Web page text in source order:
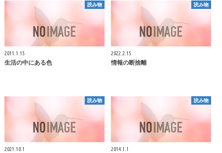
読み物
2011.1.15
生活の中にある色
読み物
2022.2.15
情報の断捨離
読み物
2021.10.1
読み物
2014.1.1